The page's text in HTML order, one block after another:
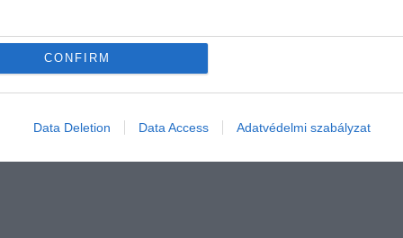
CONFIRM
Data Deletion Data Access Adatvédelmi szabályzat
kultúrájával egy valódi életérzést
testesít meg. Olyan tárgyakból